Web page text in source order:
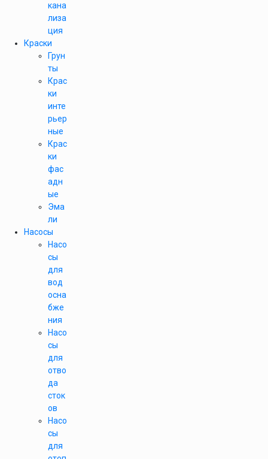
кана
лиза
ция
Краски
Грун
ты
Крас
ки
инте
рьер
ные
Крас
ки
фас
адн
ые
Эма
ли
Насосы
Насо
сы
для
вод
осна
бже
ния
Насо
сы
для
отво
да
сток
ов
Насо
сы
для